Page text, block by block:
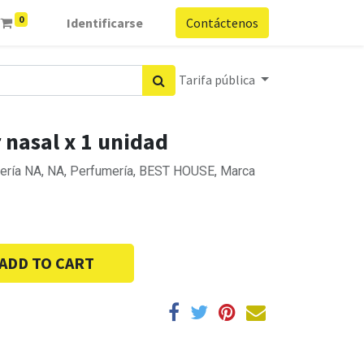
0 Identificarse Contáctenos
Tarifa pública
x 1 unidad
NA, NA, Perfumería, BEST HOUSE, Marca
TO CART